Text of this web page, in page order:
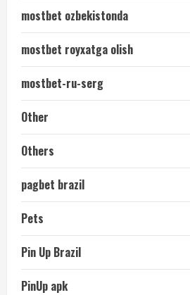
mostbet ozbekistonda
mostbet royxatga olish
mostbet-ru-serg
Other
Others
pagbet brazil
Pets
Pin Up Brazil
PinUp apk